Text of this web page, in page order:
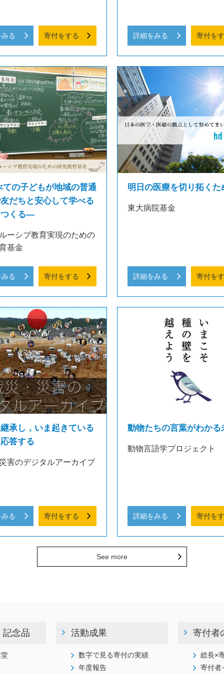
る 寄付をする 詳細をみる 寄付を
の子どもが地域の普通
だちと安心して学べる
つくる―
ーシブ教育実現のための
基金
る 寄付をする
明日の医療を切り拓くた
東大病院基金
詳細をみる 寄付を
承し，いま起きている
答する
害のデジタルアーカイブ
る 寄付をする
動物たちの言葉がわかる
動物言語学プロジェクト
詳細をみる 寄付を
See more
記念品 活動成果
数字で見る寄付の実績
年度報告
寄付者
総長×
寄付者